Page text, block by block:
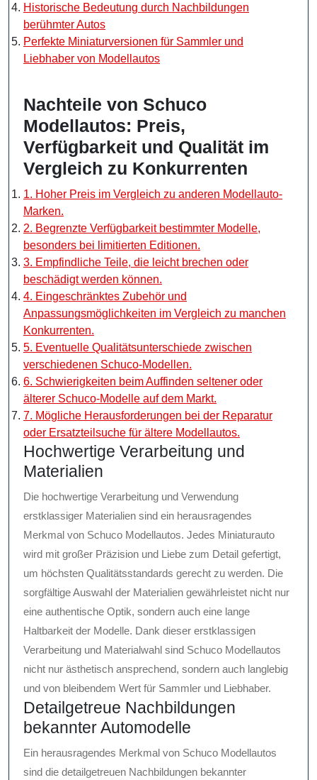
Historische Bedeutung durch Nachbildungen
berühmter Autos
Perfekte Miniaturversionen für Sammler und
Liebhaber von Modellautos
Nachteile von Schuco
Modellautos: Preis,
Verfügbarkeit und Qualität im
Vergleich zu Konkurrenten
1. Hoher Preis im Vergleich zu anderen Modellauto-
Marken.
2. Begrenzte Verfügbarkeit bestimmter Modelle,
besonders bei limitierten Editionen.
3. Empfindliche Teile, die leicht brechen oder
beschädigt werden können.
4. Eingeschränktes Zubehör und
Anpassungsmöglichkeiten im Vergleich zu manchen
Konkurrenten.
5. Eventuelle Qualitätsunterschiede zwischen
verschiedenen Schuco-Modellen.
6. Schwierigkeiten beim Auffinden seltener oder
älterer Schuco-Modelle auf dem Markt.
7. Mögliche Herausforderungen bei der Reparatur
oder Ersatzteilsuche für ältere Modellautos.
Hochwertige Verarbeitung und
Materialien
Die hochwertige Verarbeitung und Verwendung
erstklassiger Materialien sind ein herausragendes
Merkmal von Schuco Modellautos. Jedes Miniaturauto
wird mit großer Präzision und Liebe zum Detail gefertigt,
um höchsten Qualitätsstandards gerecht zu werden. Die
sorgfältige Auswahl der Materialien gewährleistet nicht nur
eine authentische Optik, sondern auch eine lange
Haltbarkeit der Modelle. Dank dieser erstklassigen
Verarbeitung und Materialwahl sind Schuco Modellautos
nicht nur ästhetisch ansprechend, sondern auch langlebig
und von bleibendem Wert für Sammler und Liebhaber.
Detailgetreue Nachbildungen
bekannter Automodelle
Ein herausragendes Merkmal von Schuco Modellautos
sind die detailgetreuen Nachbildungen bekannter